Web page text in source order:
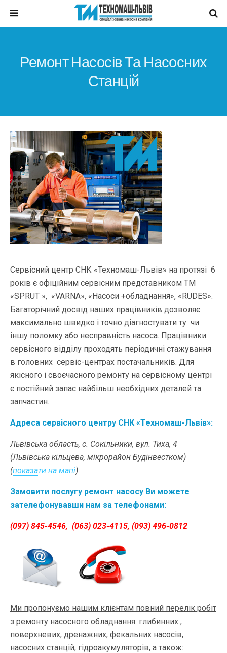
Ремонт Насосів Та Насосних
Станцій
Сервісний центр СНК «Техномаш-Львів» на протязі 6
років є офіційним сервісним представником ТМ
«SPRUT », «VARNA», «Насоси +обладнання», «RUDES».
Багаторічний досвід наших працівників дозволяє
максимально швидко і точно діагностувати ту чи
іншу поломку або несправність насоса. Працівники
сервісного відділу проходять періодичні стажування
в головних сервіс-центрах постачальників. Для
якісного і своєчасного ремонту на сервісному центрі
є постійний запас найбільш необхідних деталей та
запчастин.
Адреса сервісного центру СНК «Техномаш-Львів»:
Львівська область, с. Сокільники, вул. Тиха, 4
(Львівська кільцева, мікрорайон Будінвестком)
(показати на мапі)
Замовити послугу ремонт насосу Ви можете
зателефонувавши нам за телефонами:
(097) 845-4546, (063) 023-4115, (093) 496-0812
Ми пропонуємо нашим клієнтам повний перелік робіт
з ремонту насосного обладнання: глибинних ,
поверхневих, дренажних, фекальних насосів,
насосних станцій, гідроакумуляторів, а також: